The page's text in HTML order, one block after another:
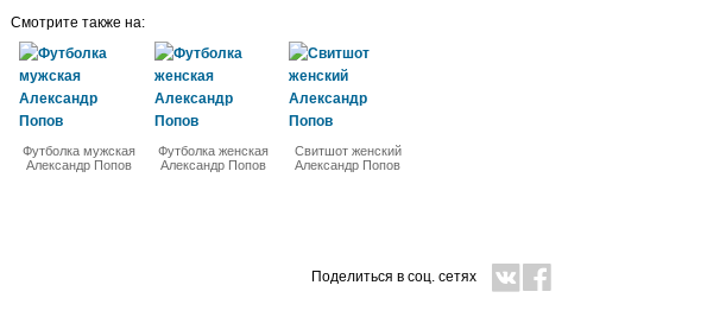
Смотрите также на:
Футболка мужская
Александр Попов
Футболка женская
Александр Попов
Свитшот женский
Александр Попов
Поделиться в соц. сетях